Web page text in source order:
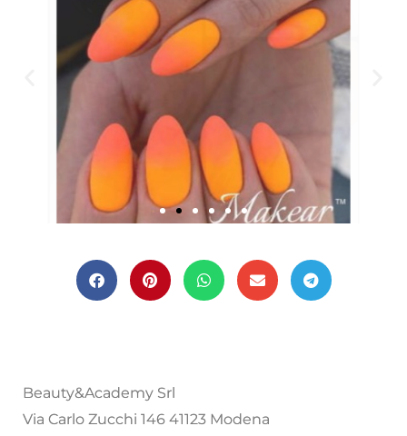
Beauty&Academy Srl
Via Carlo Zucchi 146 41123 Modena